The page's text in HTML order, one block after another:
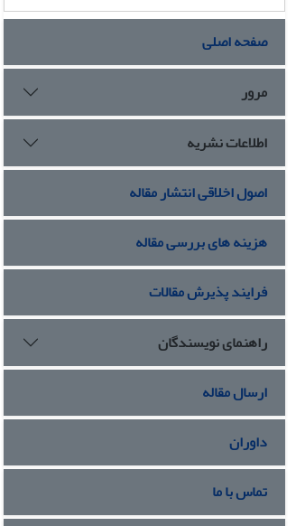
صفحه اصلی
مرور
اطلاعات نشریه
اصول اخلاقی انتشار مقاله
هزینه های بررسی مقاله
فرایند پذیرش مقالات
راهنمای نویسندگان
ارسال مقاله
داوران
تماس با ما